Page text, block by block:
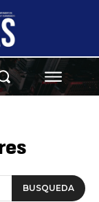
BUSQUEDA